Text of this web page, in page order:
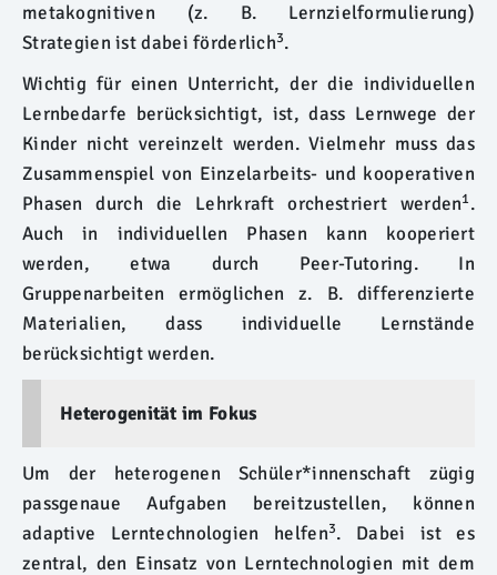
metakognitiven (z. B. Lernzielformulierung)
Strategien ist dabei förderlich3.
Wichtig für einen Unterricht, der die individuellen
Lernbedarfe berücksichtigt, ist, dass Lernwege der
Kinder nicht vereinzelt werden. Vielmehr muss das
Zusammenspiel von Einzelarbeits- und kooperativen
Phasen durch die Lehrkraft orchestriert werden1.
Auch in individuellen Phasen kann kooperiert
werden, etwa durch Peer-Tutoring. In
Gruppenarbeiten ermöglichen z. B. differenzierte
Materialien, dass individuelle Lernstände
berücksichtigt werden.
Heterogenität im Fokus
Um der heterogenen Schüler*innenschaft zügig
passgenaue Aufgaben bereitzustellen, können
adaptive Lerntechnologien helfen3. Dabei ist es
zentral, den Einsatz von Lerntechnologien mit dem